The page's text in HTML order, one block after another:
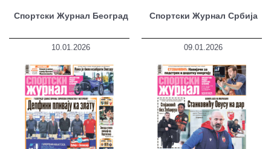
Спортски Журнал Београд
10.01.2026
Спортски Журнал Србија
09.01.2026